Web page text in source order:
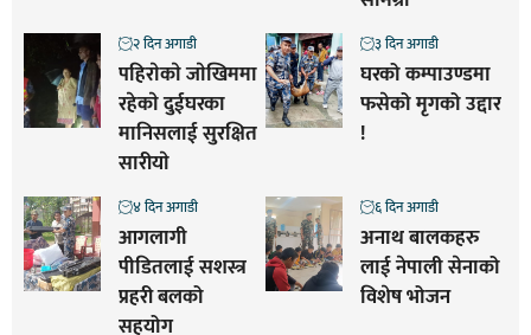
पहिराेकाे जाेखिममा
रहेकाे दुईघरका
मानिसलाई सुरक्षित
सारीयाे
२ दिन अगाडी
घरको कम्पाउण्डमा
फसेको मृगको उद्दार
!
३ दिन अगाडी
आगलागी
पीडितलाई सशस्त्र
प्रहरी बलको
सहयोग
४ दिन अगाडी
अनाथ बालकहरु
लाई नेपाली सेनाको
विशेष भोजन
६ दिन अगाडी